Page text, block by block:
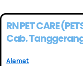
RN PET CARE
Cab.
Alamat